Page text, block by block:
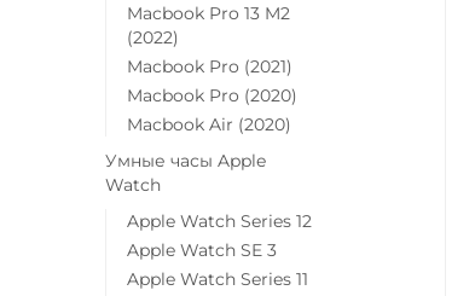
Macbook Pro 13 M2
(2022)
Macbook Pro (2021)
Macbook Pro (2020)
Macbook Air (2020)
Умные часы Apple
Watch
Apple Watch Series 12
Apple Watch SE 3
Apple Watch Series 11